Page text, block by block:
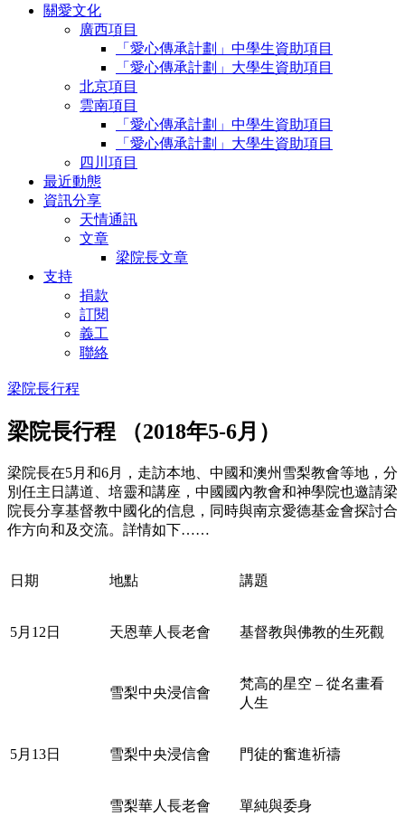
關愛文化
廣西項目
「愛心傳承計劃」中學生資助項目
「愛心傳承計劃」大學生資助項目
北京項目
雲南項目
「愛心傳承計劃」中學生資助項目
「愛心傳承計劃」大學生資助項目
四川項目
最近動態
資訊分享
天情通訊
文章
梁院長文章
支持
捐款
訂閱
義工
聯絡
梁院長行程
梁院長行程 （2018年5-6月）
梁院長在5月和6月，走訪本地、中國和澳州雪梨教會等地，分
別任主日講道、培靈和講座，中國國內教會和神學院也邀請梁
院長分享基督教中國化的信息，同時與南京愛德基金會探討合
作方向和及交流。詳情如下……
日期 地點 講題
5月12日 天恩華人長老會 基督教與佛教的生死觀
雪梨中央浸信會
梵高的星空 – 從名畫看
人生
5月13日 雪梨中央浸信會 門徒的奮進祈禱
雪梨華人長老會 單純與委身